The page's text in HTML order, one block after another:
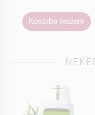
Kosárba teszem